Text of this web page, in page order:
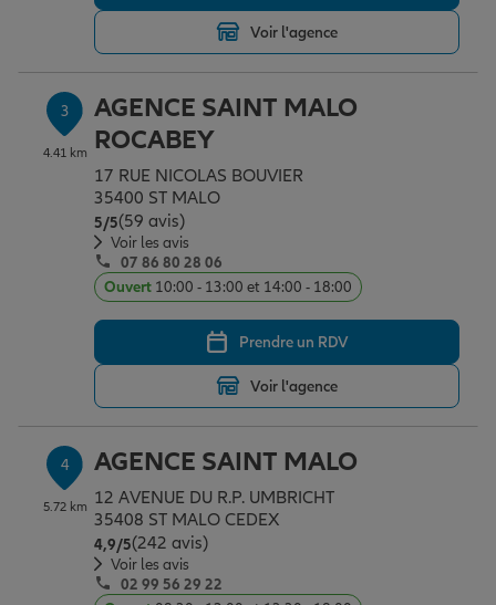
Garantie des accidents de la vie
Assurance scolaire
Protection juridique
Tous nos devis d'assurance
Voir l'agence
3
4.41 km
AGENCE SAINT MALO
ROCABEY
17 RUE NICOLAS BOUVIER
35400 ST MALO
5/5Note de 5 sur 5
(59 avis)
Voir les avis
07 86 80 28 06
Ouvert 10:00 - 13:00 et 14:00 - 18:00
Prendre un RDV
Voir l'agence
4
5.72 km
AGENCE SAINT MALO
12 AVENUE DU R.P. UMBRICHT
35408 ST MALO CEDEX
4,9/5Note de 4.9 sur 5
(242 avis)
Voir les avis
02 99 56 29 22